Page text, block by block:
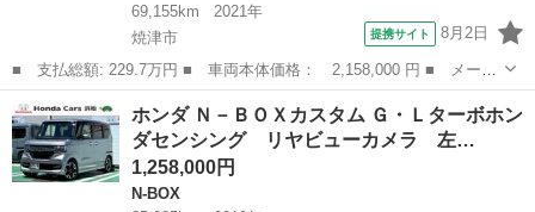
69,155km
2021年
焼津市
提携サイト 8月2日
■ 支払総額: 229.7万円 ■ 車両本体価格： 2,158,000 円 ■ メーカ
ー名： ホンダ ■ 車種名： ヴェゼル ■ グレード名： ｅ：ＨＥ
ＶＺ Ｈ ＳＥＮＳＩＮＧ 最長５年保証 ワンオーナー 純正ナ
ビ ＴＶ ...
静岡 焼津市 その他
ホンダ Ｎ－ＢＯＸカスタム Ｇ・Ｌターボホン
ダセンシング リヤビューカメラ 左…
1,258,000円
N-BOX